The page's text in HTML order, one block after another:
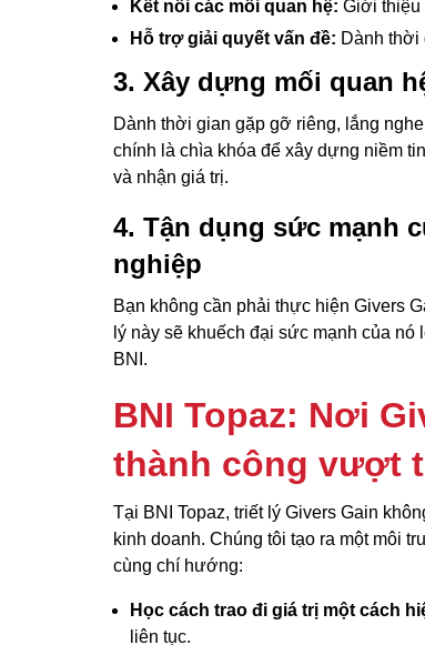
Kết nối các mối quan hệ: Giới thiệu
Hỗ trợ giải quyết vấn đề: Dành thời
3. Xây dựng mối quan
Dành thời gian gặp gỡ riêng, lắng
chính là chìa khóa để xây dựng niềm
và nhận giá trị.
4. Tận dụng sức mạnh
nghiệp
Bạn không cần phải thực hiện Givers
lý này sẽ khuếch đại sức mạnh của
BNI.
BNI Topaz: Nơi
thành công vượt
Tại BNI Topaz, triết lý Givers Gain
kinh doanh. Chúng tôi tạo ra một môi
cùng chí hướng:
Học cách trao đi giá trị một cách
liên tục.